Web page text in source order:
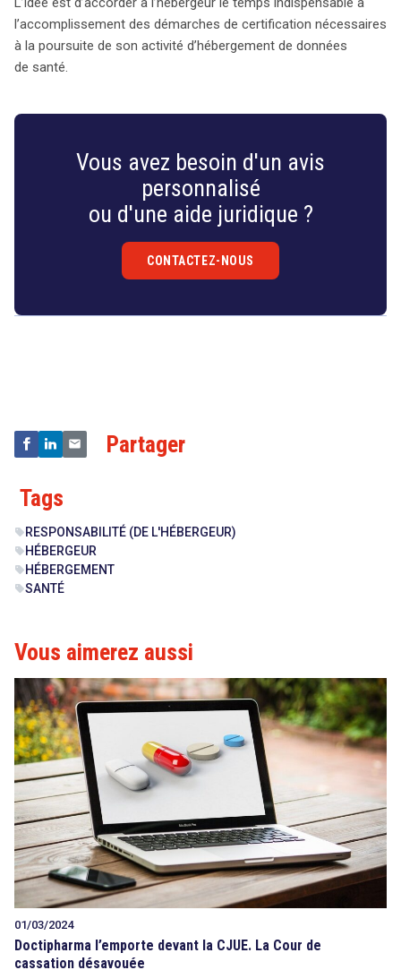
l’accomplissement des démarches de certification nécessaires
à la poursuite de son activité d’hébergement de données
de santé.
Vous avez besoin d'un avis
personnalisé
ou d'une aide juridique ?
CONTACTEZ-NOUS
Partager
Tags
sell RESPONSABILITÉ (DE L'HÉBERGEUR)
sell HÉBERGEUR
sell HÉBERGEMENT
sellSANTÉ
Vous aimerez aussi
01/03/2024
Doctipharma l’emporte devant la CJUE. La Cour de
cassation désavouée